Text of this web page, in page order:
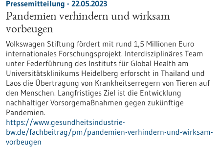
Pressemitteilung - 22.05.2023
Pandemien verhindern und wirksam
vorbeugen
Volkswagen Stiftung fördert mit rund 1,5 Millionen Euro
internationales Forschungsprojekt. Interdisziplinäres Team
unter Federführung des Instituts für Global Health am
Universitätsklinikums Heidelberg erforscht in Thailand und
Laos die Übertragung von Krankheitserregern von Tieren auf
den Menschen. Langfristiges Ziel ist die Entwicklung
nachhaltiger Vorsorgemaßnahmen gegen zukünftige
Pandemien.
https://www.gesundheitsindustrie-
bw.de/fachbeitrag/pm/pandemien-verhindern-und-wirksam-
vorbeugen